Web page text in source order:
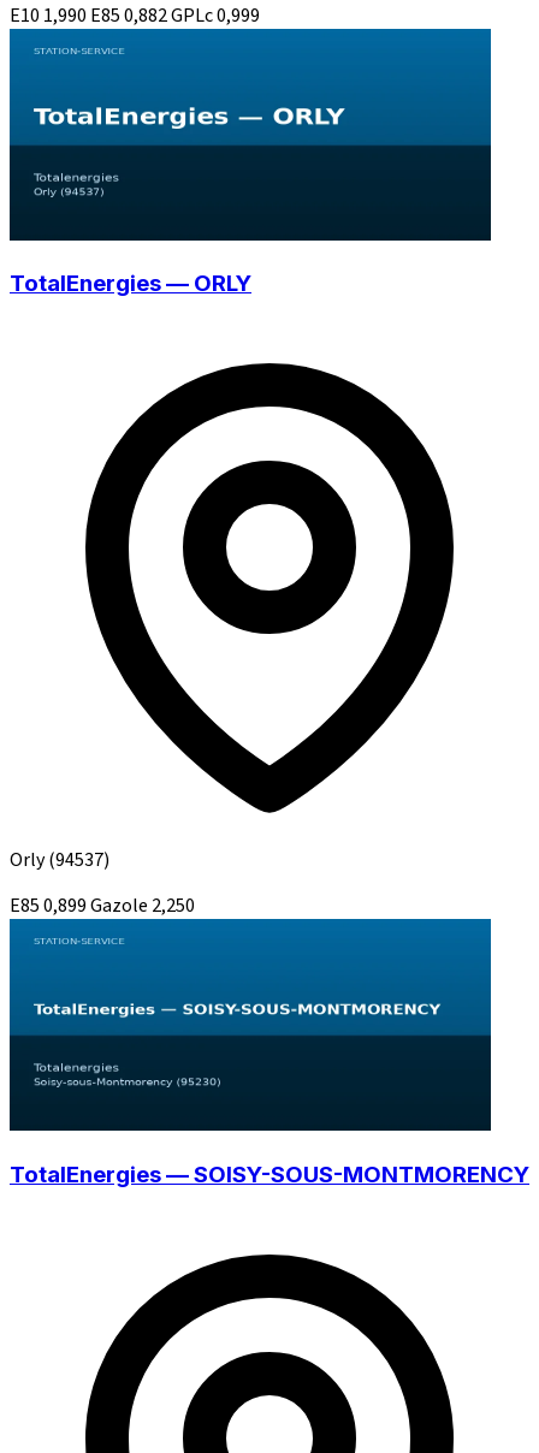
E10 1,990 E850,882GPLc0,999
TotalEnergies — ORLY
Orly(94537)
E850,899Gazole 2,250
TotalEnergies — SOISY-SOUS-MONTMORENCY